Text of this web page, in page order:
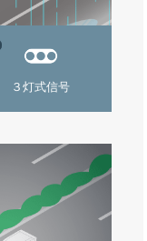
３灯式信号